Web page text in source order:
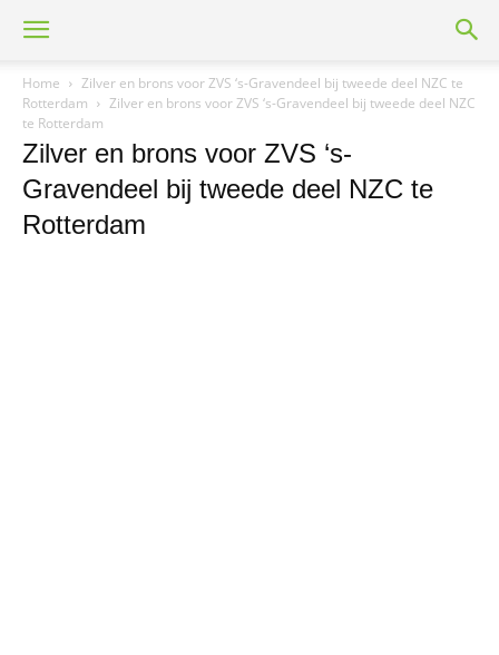
Home
Zilver en brons voor ZVS ‘s-Gravendeel bij tweede deel NZC te
Rotterdam
Zilver en brons voor ZVS ‘s-Gravendeel bij tweede deel NZC
te Rotterdam
Zilver en brons voor ZVS ‘s-
Gravendeel bij tweede deel NZC te
Rotterdam